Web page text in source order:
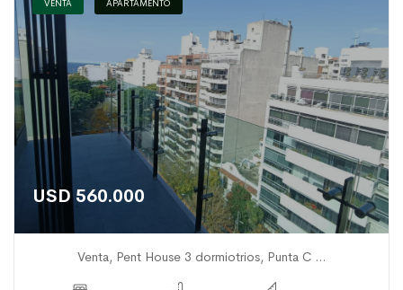
VENTA APARTAMENTO
USD 560.000
Venta, Pent House 3 dormiotrios, Punta C ...